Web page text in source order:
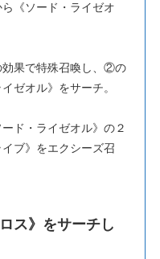
《ソード・ライゼオ
効果で特殊召喚し、②の
ゼオル》をサーチ。
ド・ライゼオル》の２
ブ》をエクシーズ召
ス》をサーチし